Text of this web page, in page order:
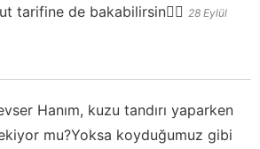
tarifine de bakabilirsin👍🏻 28 Eylül
Hanım, kuzu tandırı yaparken
mu?Yoksa koyduğumuz gibi